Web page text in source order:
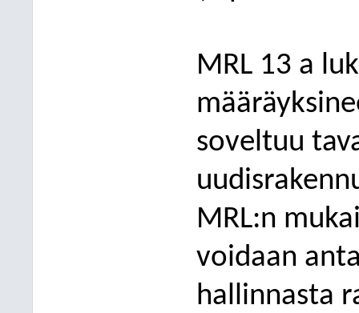
MRL 13 a
soveltuu
MRL:n
voidaan
hallinnasta